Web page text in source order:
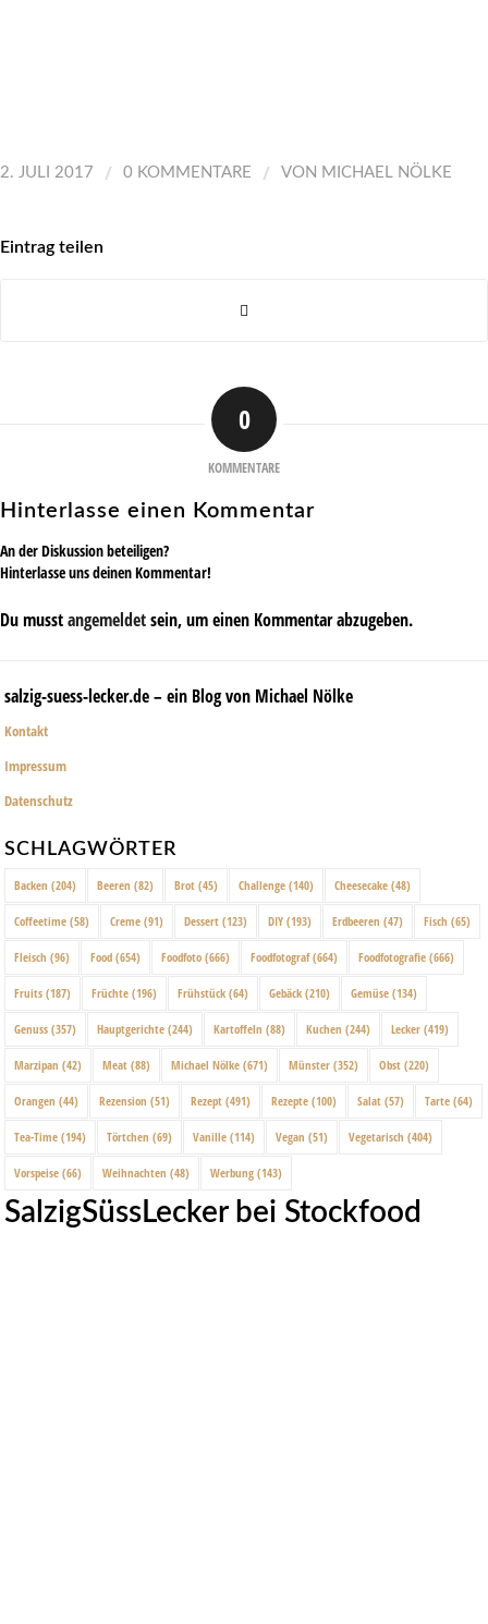
2. JULI 2017 / 0 KOMMENTARE / VON MICHAEL NÖLKE
Eintrag teilen
0
KOMMENTARE
Hinterlasse einen Kommentar
An der Diskussion beteiligen?
Hinterlasse uns deinen Kommentar!
Du musstangemeldetsein, um einen Kommentar abzugeben.
salzig-suess-lecker.de – ein Blog von Michael Nölke
Kontakt
Impressum
Datenschutz
SCHLAGWÖRTER
Backen (204) Beeren (82) Brot (45) Challenge (140) Cheesecake (48)
Coffeetime (58) Creme (91) Dessert (123) DIY (193) Erdbeeren (47) Fisch (65)
Fleisch (96) Food (654) Foodfoto (666) Foodfotograf(664) Foodfotografie (666)
Fruits (187) Früchte (196) Frühstück (64) Gebäck (210) Gemüse (134)
Genuss (357) Hauptgerichte (244) Kartoffeln (88) Kuchen (244) Lecker (419)
Marzipan (42) Meat (88) Michael Nölke (671) Münster (352) Obst (220)
Orangen (44) Rezension (51) Rezept (491) Rezepte (100) Salat (57) Tarte (64)
Tea-Time (194) Törtchen (69) Vanille (114) Vegan (51) Vegetarisch (404)
Vorspeise (66) Weihnachten (48) Werbung (143)
SalzigSüssLecker bei Stockfood